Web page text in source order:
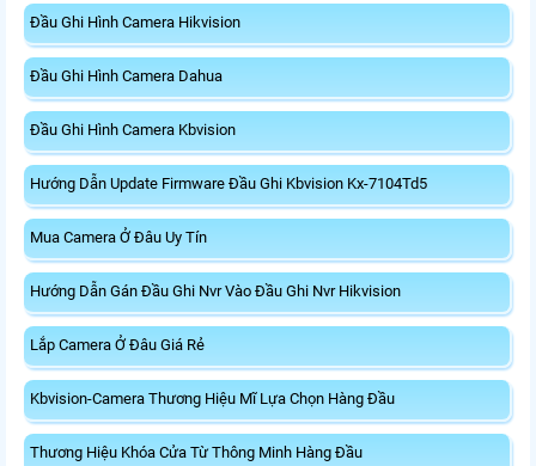
Đầu Ghi Hình Camera Hikvision
Đầu Ghi Hình Camera Dahua
Đầu Ghi Hình Camera Kbvision
Hướng Dẫn Update Firmware Đầu Ghi Kbvision Kx-7104Td5
Mua Camera Ở Đâu Uy Tín
Hướng Dẫn Gán Đầu Ghi Nvr Vào Đầu Ghi Nvr Hikvision
Lắp Camera Ở Đâu Giá Rẻ
Kbvision-Camera Thương Hiệu Mĩ Lựa Chọn Hàng Đầu
Thương Hiệu Khóa Cửa Từ Thông Minh Hàng Đầu